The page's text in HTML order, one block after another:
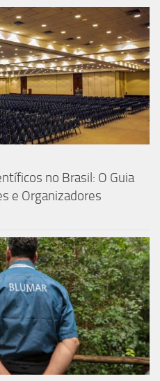
no Brasil: O Guia
e Organizadores